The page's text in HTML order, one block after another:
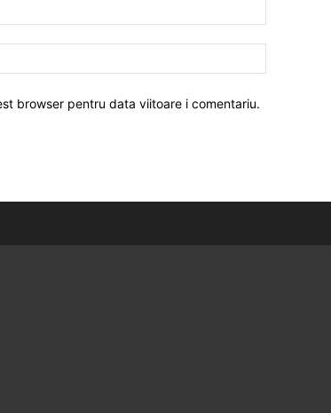
browser pentru data viitoare i comentariu.